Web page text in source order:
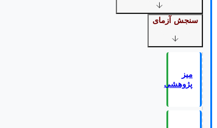
سنجش آزمای
میز
پژوهشی